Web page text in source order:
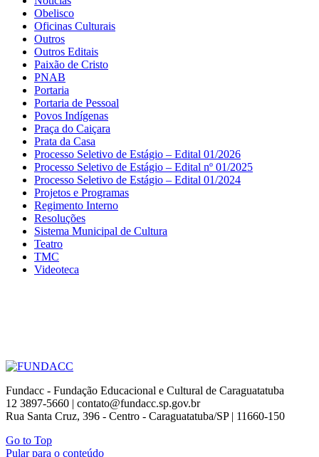
Obelisco
Oficinas Culturais
Outros
Outros Editais
Paixão de Cristo
PNAB
Portaria
Portaria de Pessoal
Povos Indígenas
Praça do Caiçara
Prata da Casa
Processo Seletivo de Estágio – Edital 01/2026
Processo Seletivo de Estágio – Edital nº 01/2025
Processo Seletivo de Estágio – Edital 01/2024
Projetos e Programas
Regimento Interno
Resoluções
Sistema Municipal de Cultura
Teatro
TMC
Videoteca
Fundacc - Fundação Educacional e Cultural de Caraguatatuba
12 3897-5660 | contato@fundacc.sp.gov.br
Rua Santa Cruz, 396 - Centro - Caraguatatuba/SP | 11660-150
Go to Top
Pular para o conteúdo